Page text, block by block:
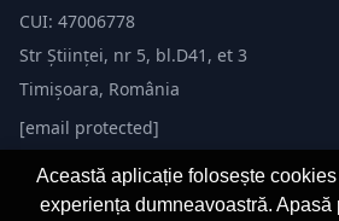
CUI: 47006778
Str Științei, nr 5, bl.D41, et 3
Timișoara, România
[email protected]
Această aplicație folosește
experiența dumneavoastră. Apasă